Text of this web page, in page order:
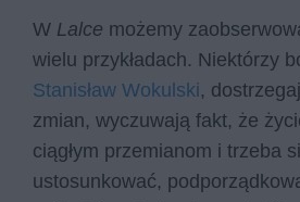
W Lalce możemy
wielu przykładach. Niektórzy
Stanisław Wokulski,
zmian, wyczuwają fakt, że
ciągłym przemianom i trzeba
ustosunkować,